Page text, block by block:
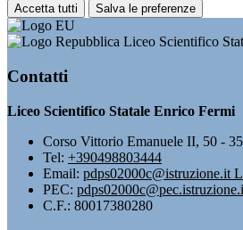
Accetta tutti Salva le preferenze
Liceo Scientifico
Contatti
Liceo Scientifico Statale Enrico Fermi
Corso Vittorio Emanuele II, 50 -
Tel: +390498803444
Email: pdps02000c@istruzione.it
PEC:
C.F.: 80017380280